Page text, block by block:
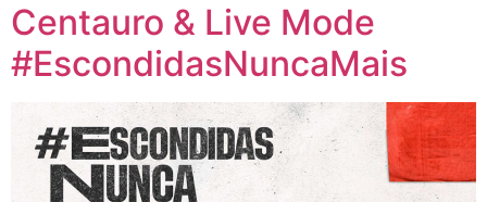
Centauro & Live Mode
#EscondidasNuncaMais